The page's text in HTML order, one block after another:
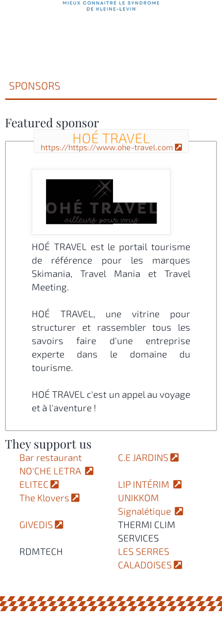
SPONSORS
Featured sponsor
HOÉ TRAVEL
https://https://www.ohe-travel.com
HOÉ TRAVEL est le portail tourisme
de référence pour les marques
Skimania, Travel Mania et Travel
Meeting.
HOÉ TRAVEL, une vitrine pour
structurer et rassembler tous les
savoirs faire d'une entreprise
experte dans le domaine du
tourisme.
HOÉ TRAVEL c'est un appel au voyage
et à l'aventure !
They support us
Bar restaurant
NO'CHE LETRA
C.E JARDINS
ELITEC
LIP INTÉRIM
The Klovers
UNIKKOM
Signalétique
GIVEDIS
THERMI CLIM
SERVICES
RDMTECH
LES SERRES
CALADOISES